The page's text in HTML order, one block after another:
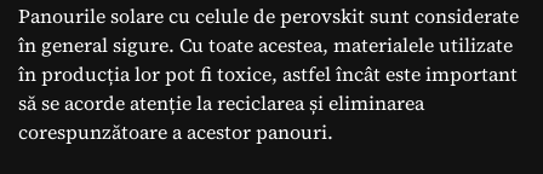
Panourile solare cu celule de perovskit sunt considerate
în general sigure. Cu toate acestea, materialele utilizate
în producția lor pot fi toxice, astfel încât este important
să se acorde atenție la reciclarea și eliminarea
corespunzătoare a acestor panouri.